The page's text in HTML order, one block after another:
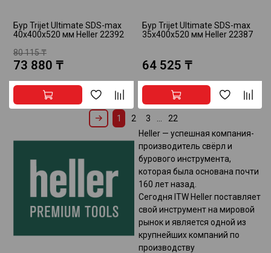
Бур Trijet Ultimate SDS-max
40x400x520 мм Heller 22392
80 115 ₸
73 880 ₸
Бур Trijet Ultimate SDS-max
35x400x520 мм Heller 22387
64 525 ₸
1 2 3
22
Heller — успешная компания-
производитель свёрл и
бурового инструмента,
которая была основана почти
160 лет назад.
Сегодня ITW Heller поставляет
свой инструмент на мировой
рынок и является одной из
крупнейших компаний по
производству